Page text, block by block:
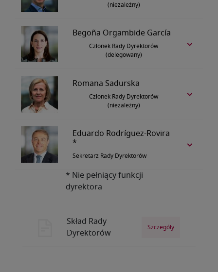
(niezależny)
Begoña Orgambide García
Członek Rady Dyrektorów
(delegowany)
Romana Sadurska
Członek Rady Dyrektorów
(niezależny)
Eduardo Rodríguez-Rovira
*
Sekretarz Rady Dyrektorów
* Nie pełniący funkcji
dyrektora
Skład Rady
Dyrektorów
Szczegóły